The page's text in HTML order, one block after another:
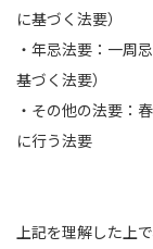
に基づく法要）
・年忌法要：一周
基づく法要）
・その他の法要：
に行う法要
上記を理解した上